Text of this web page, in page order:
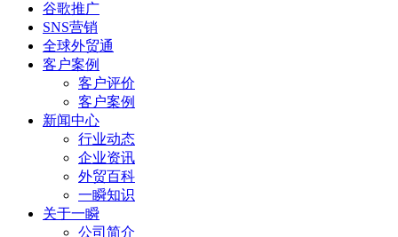
谷歌推广
SNS营销
全球外贸通
客户案例
客户评价
客户案例
新闻中心
行业动态
企业资讯
外贸百科
一瞬知识
关于一瞬
公司简介